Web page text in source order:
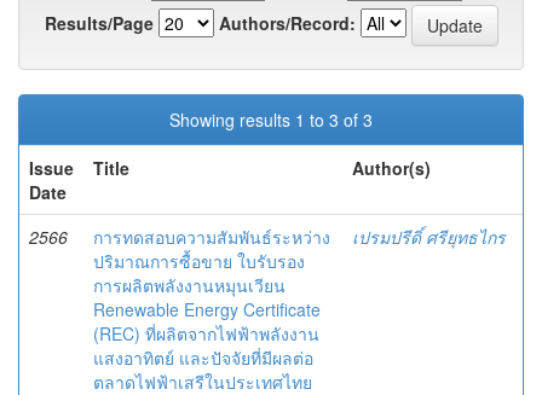
Results/Page
Authors/Record:
Showing results 1 to 3 of 3
Issue
Date
Title Author(s)
2566
การทดสอบความสัมพันธ์ระหว่าง
ปริมาณการซื้อขาย ใบรับรอง
การผลิตพลังงานหมุนเวียน
Renewable Energy Certificate
(REC) ที่ผลิตจากไฟฟ้าพลังงาน
แสงอาทิตย์ และปัจจัยที่มีผลต่อ
ตลาดไฟฟ้าเสรีในประเทศไทย
เปรมปรีดิ์ ศรียุทธไกร